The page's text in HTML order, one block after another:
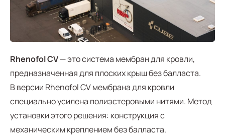
Rhenofol CV— это система мембран для кровли,
предназначенная для плоских крыш без балласта.
В версии Rhenofol CV мембрана для кровли
специально усилена полиэстеровыми нитями. Метод
установки этого решения: конструкция с
механическим креплением без балласта.